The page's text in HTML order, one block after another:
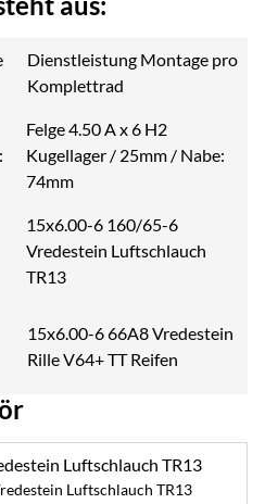
Dienstleistung Montage pro
Komplettrad
Felge 4.50 A x 6 H2
Kugellager / 25mm / Nabe:
74mm
15x6.00-6 160/65-6
Vredestein Luftschlauch
TR13
15x6.00-6 66A8 Vredestein
Rille V64+ TT Reifen
Luftschlauch TR13